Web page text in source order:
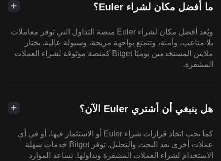
ما أفضل مكان لشراء Euler؟
ويُعد أفضل مكان لشراء Euler منصة التداول التي توفر معاملات
بلا متاعب، وآمنة، وتتمتع بواجهة مريحة، وسيولة عالية. يختار
ملايين المستخدمين يوميًا Bitget كمنصة موثوقة لشراء العملات
المشفرة.
هل ينبغي أن أشتري Euler الآن؟
كما يجب اتخاذ قرارات شراء Euler أو الاستثمار فيها، أو في أي
عملات أخرى بعد البحث والتحليل. توفر Bitget خدمات سهلة
الاستخدام لشراء العملات المشفرة وتداولها. تساعد الموارد